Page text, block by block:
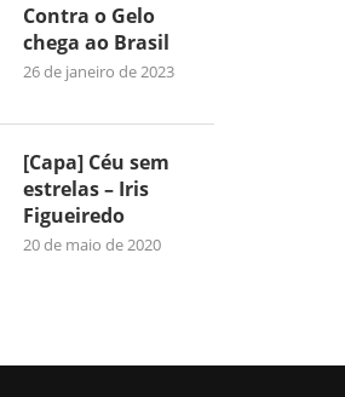
Contra o Gelo
chega ao Brasil
26 de janeiro de 2023
[Capa] Céu sem
estrelas – Iris
Figueiredo
20 de maio de 2020